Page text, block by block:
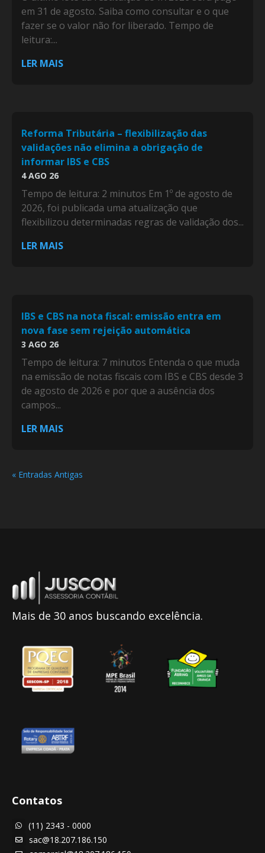
em 31 de agosto. Saiba como consultar e o que
fazer se o valor não for liberado. Tempo de
leitura:...
LER MAIS
Reforma Tributária – flexibilização das
validações não elimina a obrigação de
informar IBS e CBS
4 AGO 26
Tempo de leitura: 2 minutos Em 1º de agosto de
2026, foi publicada uma atualização que
flexibilizou determinadas regras de validação dos...
LER MAIS
IBS e CBS na nota fiscal: emissão entra em
nova fase sem rejeição automática
3 AGO 26
Tempo de leitura: 7 minutos Entenda o que muda
na emissão de notas fiscais com IBS e CBS desde 3
de agosto de 2026 e por que a ausência dos
campos...
LER MAIS
« Entradas Antigas
Mais de 30 anos buscando excelência.
Contatos
 (11) 2343 - 0000
 sac@18.207.186.150